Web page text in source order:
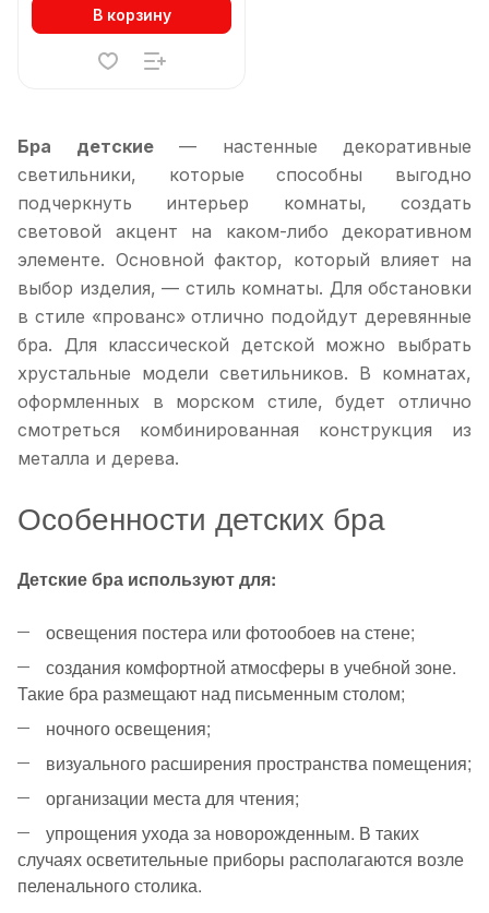
В корзину
Бра детские— настенные декоративные
светильники, которые способны выгодно
подчеркнуть интерьер комнаты, создать
световой акцент на каком-либо декоративном
элементе. Основной фактор, который влияет на
выбор изделия, — стиль комнаты. Для обстановки
в стиле «прованс» отлично подойдут деревянные
бра. Для классической детской можно выбрать
хрустальные модели светильников. В комнатах,
оформленных в морском стиле, будет отлично
смотреться комбинированная конструкция из
металла и дерева.
Особенности детских бра
Детские бра используют для:
освещения постера или фотообоев на стене;
создания комфортной атмосферы в учебной зоне.
Такие бра размещают над письменным столом;
ночного освещения;
визуального расширения пространства помещения;
организации места для чтения;
упрощения ухода за новорожденным. В таких
случаях осветительные приборы располагаются возле
пеленального столика.